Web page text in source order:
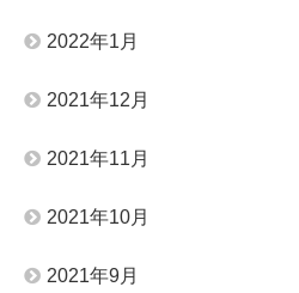
2022年1月
2021年12月
2021年11月
2021年10月
2021年9月